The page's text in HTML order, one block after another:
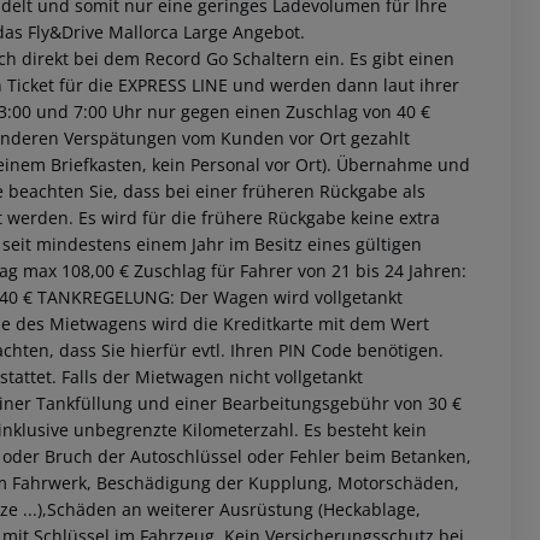
und somit nur eine geringes Ladevolumen für Ihre
Fly&Drive Mallorca Large Angebot.
direkt bei dem Record Go Schaltern ein. Es gibt einen
für die EXPRESS LINE und werden dann laut ihrer
und 7:00 Uhr nur gegen einen Zuschlag von 40 €
Verspätungen vom Kunden vor Ort gezahlt
Briefkasten, kein Personal vor Ort). Übernahme und
Sie, dass bei einer früheren Rückgabe als
Es wird für die frühere Rückgabe keine extra
mindestens einem Jahr im Besitz eines gültigen
max 108,00 € Zuschlag für Fahrer von 21 bis 24 Jahren:
€ TANKREGELUNG: Der Wagen wird vollgetankt
des Mietwagens wird die Kreditkarte mit dem Wert
dass Sie hierfür evtl. Ihren PIN Code benötigen.
Falls der Mietwagen nicht vollgetankt
Tankfüllung und einer Bearbeitungsgebühr von 30 €
unbegrenzte Kilometerzahl. Es besteht kein
Bruch der Autoschlüssel oder Fehler beim Betanken,
Fahrwerk, Beschädigung der Kupplung, Motorschäden,
...),Schäden an weiterer Ausrüstung (Heckablage,